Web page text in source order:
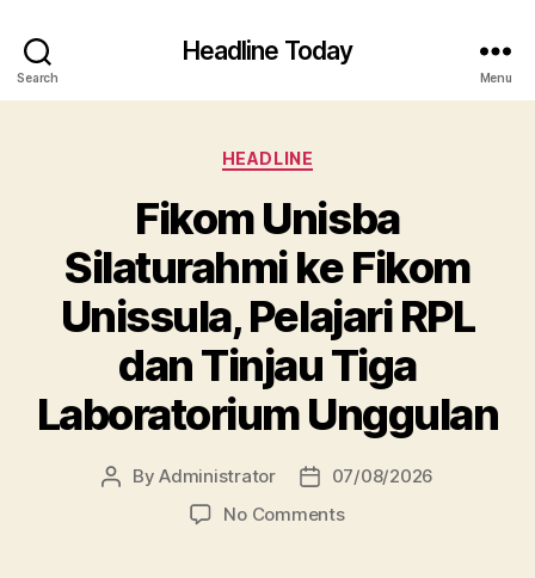
Search
Headline Today
Menu
Categories
HEADLINE
Fikom Unisba
Silaturahmi ke Fikom
Unissula, Pelajari RPL
dan Tinjau Tiga
Laboratorium Unggulan
PostByAdministrator
Post07/08/2026
No Commentson